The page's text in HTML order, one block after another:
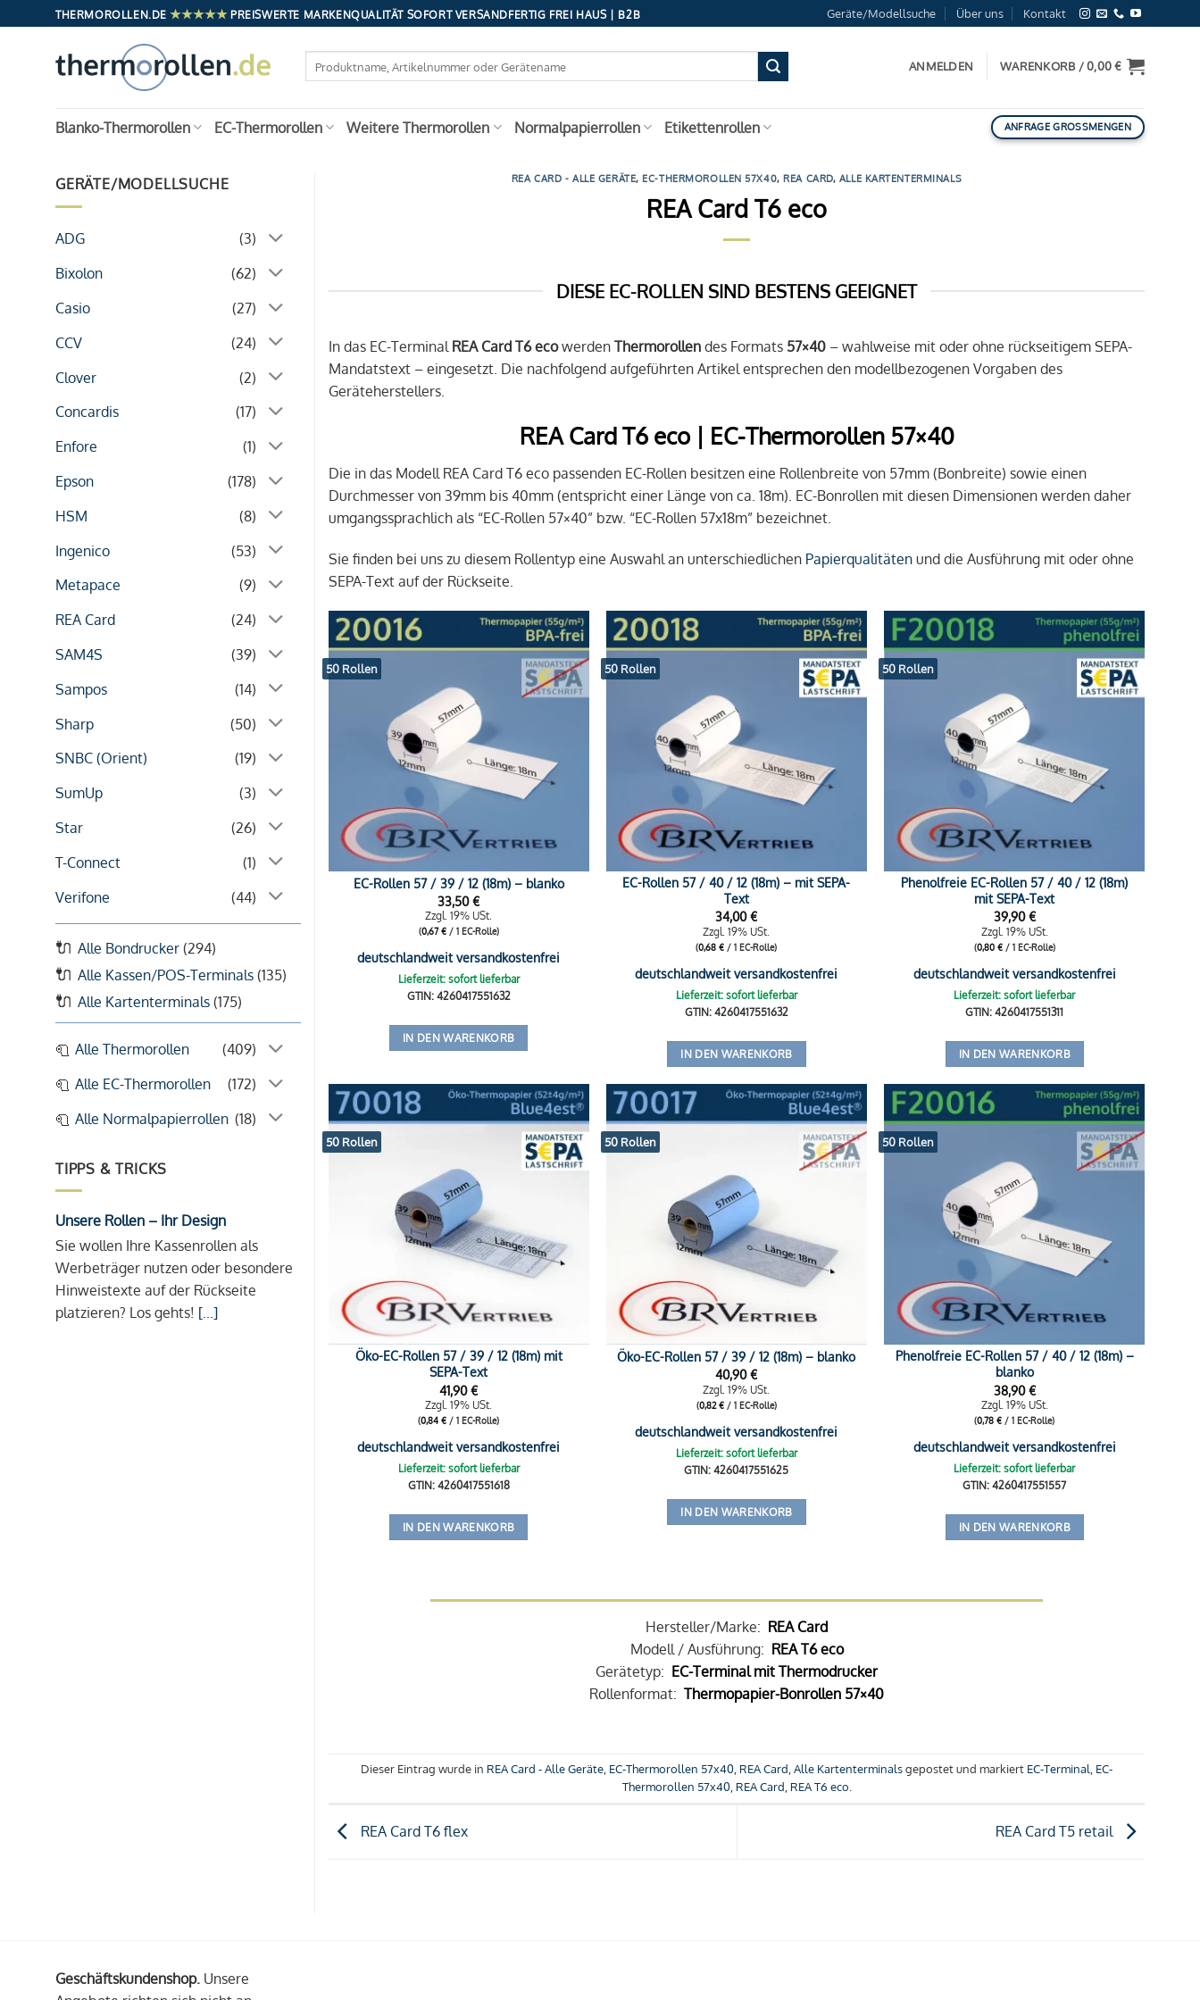
Inhalt
THERMOROLLEN.DE ★★★★★ PREISWERTE MARKENQUALITÄT SOFORT VERSANDFERTIG FREI HAUS | B2B Geräte/Modellsuche Über uns Kontakt
nach:
ANMELDEN WARENKORB /0,00€
Blanko-Thermorollen EC-Thermorollen Weitere Thermorollen Normalpapierrollen Etikettenrollen ANFRAGE GROSSMENGEN
GERÄTE/MODELLSUCHE
ADG
(3)
Bixolon
(62)
Casio
(27)
CCV
(24)
Clover
(2)
Concardis
(17)
Enfore
(1)
Epson
(178)
HSM
(8)
Ingenico
(53)
Metapace
(9)
REA Card
(24)
SAM4S
(39)
Sampos
(14)
Sharp
(50)
SNBC (Orient)
(19)
SumUp
(3)
Star
(26)
T-Connect
(1)
Verifone
(44)
Alle Bondrucker (294)
Alle Kassen/POS-Terminals (135)
Alle Kartenterminals (175)
Alle Thermorollen
(409)
Alle EC-Thermorollen
(172)
Alle Normalpapierrollen (18)
TIPPS & TRICKS
Unsere Rollen – Ihr Design
Sie wollen Ihre Kassenrollen als
Werbeträger nutzen oder besondere
Hinweistexte auf der Rückseite
platzieren? Los gehts! [...]
REA CARD - ALLE GERÄTE, EC-THERMOROLLEN 57X40,REA CARD, ALLE KARTENTERMINALS
REA Card T6 eco
DIESE EC-ROLLEN SIND BESTENS GEEIGNET
In das EC-Terminal REA Card T6 ecowerden Thermorollen des Formats 57×40 – wahlweise mit oder ohne rückseitigem SEPA-
Mandatstext – eingesetzt. Die nachfolgend aufgeführten Artikel entsprechen den modellbezogenen Vorgaben des
Geräteherstellers.
REA Card T6 eco | EC-Thermorollen 57×40
Die in das Modell REA Card T6 eco passenden EC-Rollen besitzen eine Rollenbreite von 57mm (Bonbreite) sowie einen
Durchmesser von 39mm bis 40mm (entspricht einer Länge von ca. 18m). EC-Bonrollen mit diesen Dimensionen werden daher
umgangssprachlich als “EC-Rollen 57×40” bzw. “EC-Rollen 57x18m” bezeichnet.
Sie finden bei uns zu diesem Rollentyp eine Auswahl an unterschiedlichen Papierqualitäten und die Ausführung mit oder ohne
SEPA-Text auf der Rückseite.
50 Rollen
EC-Rollen 57 / 39 / 12 (18m) – blanko
33,50€
Zzgl. 19% USt.
(0,67€/ 1 EC-Rolle)
deutschlandweit versandkostenfrei
Lieferzeit: sofort lieferbar
GTIN: 4260417551632
IN DEN WARENKORB
50 Rollen
EC-Rollen 57 / 40 / 12 (18m) – mit SEPA-
Text
34,00€
Zzgl. 19% USt.
(0,68€ / 1 EC-Rolle)
deutschlandweit versandkostenfrei
Lieferzeit: sofort lieferbar
GTIN: 4260417551632
IN DEN WARENKORB
50 Rollen
Phenolfreie EC-Rollen 57 / 40 / 12 (18m)
mit SEPA-Text
39,90€
Zzgl. 19% USt.
(0,80 €/ 1 EC-Rolle)
deutschlandweit versandkostenfrei
Lieferzeit: sofort lieferbar
GTIN: 4260417551311
IN DEN WARENKORB
50 Rollen
Öko-EC-Rollen 57 / 39 / 12 (18m) mit
SEPA-Text
41,90€
Zzgl. 19% USt.
(0,84€ / 1 EC-Rolle)
deutschlandweit versandkostenfrei
Lieferzeit: sofort lieferbar
GTIN: 4260417551618
IN DEN WARENKORB
50 Rollen
Öko-EC-Rollen 57 / 39 / 12 (18m) – blanko
40,90€
Zzgl. 19% USt.
(0,82€/ 1 EC-Rolle)
deutschlandweit versandkostenfrei
Lieferzeit: sofort lieferbar
GTIN: 4260417551625
IN DEN WARENKORB
50 Rollen
Phenolfreie EC-Rollen 57 / 40 / 12 (18m) –
blanko
38,90€
Zzgl. 19% USt.
(0,78€ / 1 EC-Rolle)
deutschlandweit versandkostenfrei
Lieferzeit: sofort lieferbar
GTIN: 4260417551557
IN DEN WARENKORB
Hersteller/Marke: REA Card
Modell / Ausführung: REA T6 eco
Gerätetyp: EC-Terminal mit Thermodrucker
Rollenformat: Thermopapier-Bonrollen 57×40
Dieser Eintrag wurde in REA Card - Alle Geräte EC-Thermorollen 57x40 REA Card Alle Kartenterminalsgepostet und markiert EC-Terminal EC-
Thermorollen 57x40, REA Card REA T6 eco
REA Card T6 flex REA Card T5 retail
Geschäftskundenshop. Unsere